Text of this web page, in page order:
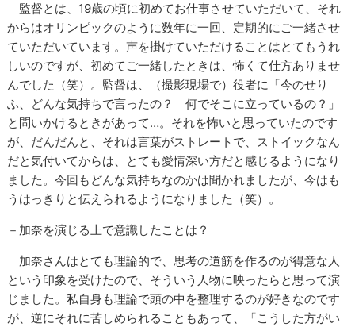
監督とは、19歳の頃に初めてお仕事させていただいて、それ
からはオリンピックのように数年に一回、定期的にご一緒させ
ていただいています。声を掛けていただけることはとてもうれ
しいのですが、初めてご一緒したときは、怖くて仕方ありませ
んでした（笑）。監督は、（撮影現場で）役者に「今のせり
ふ、どんな気持ちで言ったの？ 何でそこに立っているの？」
と問いかけるときがあって…。それを怖いと思っていたのです
が、だんだんと、それは言葉がストレートで、ストイックなん
だと気付いてからは、とても愛情深い方だと感じるようになり
ました。今回もどんな気持ちなのかは聞かれましたが、今はも
うはっきりと伝えられるようになりました（笑）。
－加奈を演じる上で意識したことは？
加奈さんはとても理論的で、思考の道筋を作るのが得意な人
という印象を受けたので、そういう人物に映ったらと思って演
じました。私自身も理論で頭の中を整理するのが好きなのです
が、逆にそれに苦しめられることもあって、「こうした方がい